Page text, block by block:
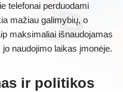
telefonai perduodami
mažiau galimybių, o
maksimaliai išnaudojamas
naudojimo laikas įmonėje.
ir politikos